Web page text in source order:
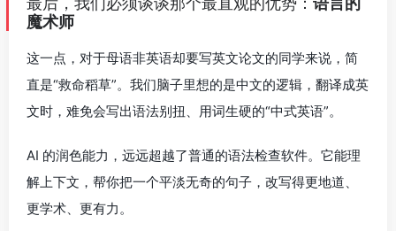
魔术师
这一点，对于母语非英语却要写英文论文的同学来说，简
直是“救命稻草”。我们脑子里想的是中文的逻辑，翻译成英
文时，难免会写出语法别扭、用词生硬的“中式英语”。
AI 的润色能力，远远超越了普通的语法检查软件。它能理
解上下文，帮你把一个平淡无奇的句子，改写得更地道、
更学术、更有力。